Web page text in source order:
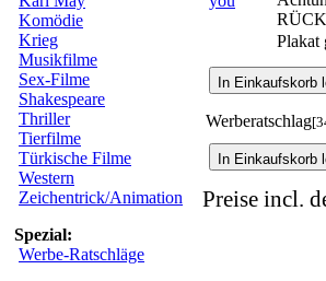
Komödie
Krieg
Musikfilme
Sex-Filme
Shakespeare
Thriller
Tierfilme
Türkische Filme
Western
Zeichentrick/Animation
Spezial:
Werbe-Ratschläge
Plakat
In Einkaufskorb
Werberatschlag
In Einkaufskorb
Preise incl.